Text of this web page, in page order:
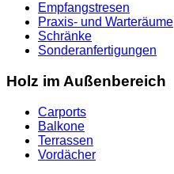
Empfangstresen
Praxis- und Warteräume
Schränke
Sonderanfertigungen
Holz im Außenbereich
Carports
Balkone
Terrassen
Vordächer